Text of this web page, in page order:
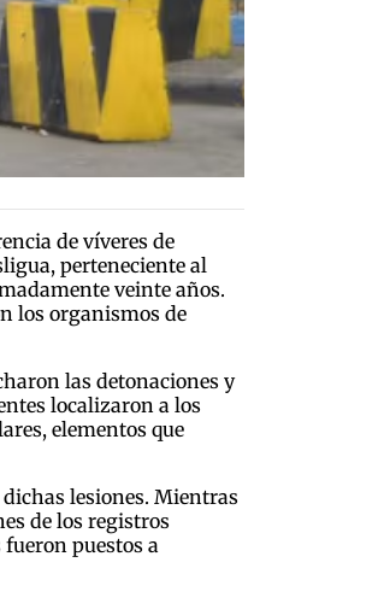
de víveres de
perteneciente al
veinte años.
los organismos de
las detonaciones y
localizaron a los
elementos que
lesiones. Mientras
de los registros
puestos a